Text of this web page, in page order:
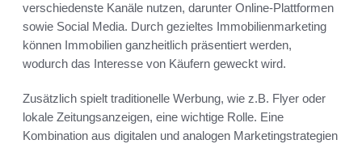
verschiedenste Kanäle nutzen, darunter Online-Plattformen
sowie Social Media. Durch gezieltes Immobilienmarketing
können Immobilien ganzheitlich präsentiert werden,
wodurch das Interesse von Käufern geweckt wird.
Zusätzlich spielt traditionelle Werbung, wie z.B. Flyer oder
lokale Zeitungsanzeigen, eine wichtige Rolle. Eine
Kombination aus digitalen und analogen Marketingstrategien